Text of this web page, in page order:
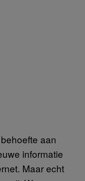
aan
informatie
Maar echt